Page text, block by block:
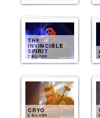
THE
INVINCIBLE
SPIRIT
7 BILDER
CRYO
6 BILDER